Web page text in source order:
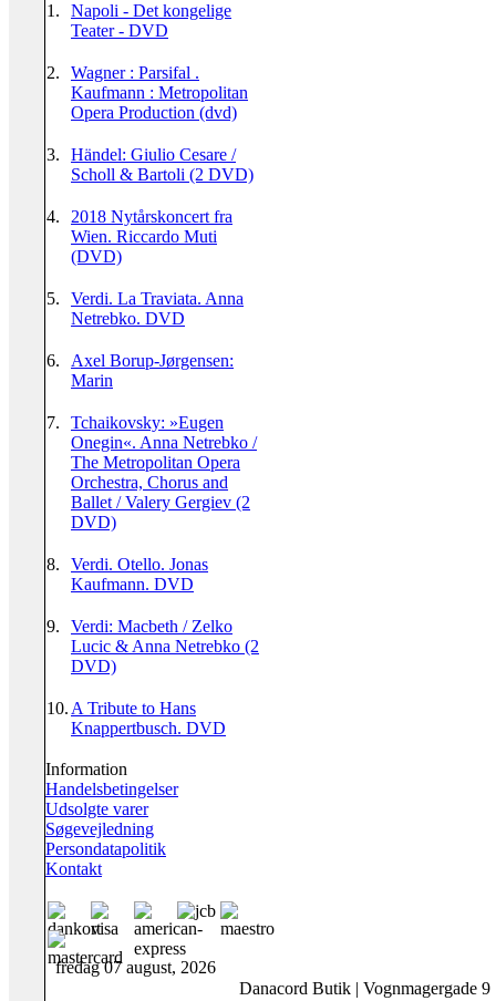
1.
Napoli - Det kongelige
Teater - DVD
2.
Wagner : Parsifal .
Kaufmann : Metropolitan
Opera Production (dvd)
3.
Händel: Giulio Cesare /
Scholl & Bartoli (2 DVD)
4.
2018 Nytårskoncert fra
Wien. Riccardo Muti
(DVD)
5.
Verdi. La Traviata. Anna
Netrebko. DVD
6.
Axel Borup-Jørgensen:
Marin
7.
Tchaikovsky: »Eugen
Onegin«. Anna Netrebko /
The Metropolitan Opera
Orchestra, Chorus and
Ballet / Valery Gergiev (2
DVD)
8.
Verdi. Otello. Jonas
Kaufmann. DVD
9.
Verdi: Macbeth / Zelko
Lucic & Anna Netrebko (2
DVD)
10. A Tribute to Hans
Knappertbusch. DVD
Information
Handelsbetingelser
Udsolgte varer
Søgevejledning
Persondatapolitik
Kontakt
fredag 07 august, 2026
Danacord Butik | Vognmagergade